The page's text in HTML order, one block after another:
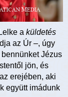
a küldetés
az Úr –, úgy
bennünket Jézus
jön, és
erejében, aki
együtt imádunk